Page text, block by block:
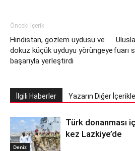
Önceki İçerik
Hindistan, gözlem uydusu ve
dokuz küçük uyduyu yörüngeye
başarıyla yerleştirdi
fuarı
İlgili Haberler Yazarın Diğer
Deniz
Türk donanması
kez Lazkiye’de